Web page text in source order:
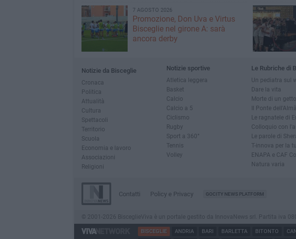
7 AGOSTO 2026
Promozione, Don Uva e Virtus
Bisceglie nel girone A: sarà
ancora derby
Notizie da Bisceglie
Cronaca
Politica
Attualità
Cultura
Spettacoli
Territorio
Scuola
Economia e lavoro
Associazioni
Religioni
Notizie sportive
Atletica leggera
Basket
Calcio
Calcio a 5
Ciclismo
Rugby
Sport a 360°
Tennis
Volley
Le Rubriche di
Un pediatra sul
Dare la vita
Morte di un
Il Ponte dell'Almà
Le ragnatele di
Colloquio con
Le parole di
T-innova per la
ENAPA e CAF
Natura varia
Contatti Policy e Privacy GOCITY NEWS PLATFORM
© 2001-2026 BisceglieViva è un portale gestito da InnovaNews srl. Partita iva
BISCEGLIE ANDRIA BARI BARLETTA BITONTO